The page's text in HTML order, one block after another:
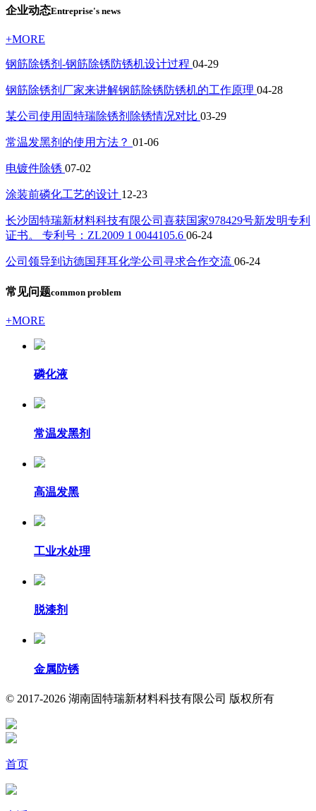
企业动态Entreprise's news
+MORE
钢筋除锈剂-钢筋除锈防锈机设计过程 04-29
钢筋除锈剂厂家来讲解钢筋除锈防锈机的工作原理 04-28
某公司使用固特瑞除锈剂除锈情况对比 03-29
常温发黑剂的使用方法？ 01-06
电镀件除锈 07-02
涂装前磷化工艺的设计 12-23
长沙固特瑞新材料科技有限公司喜获国家978429号新发明专利
证书。 专利号：ZL2009 1 0044105.6 06-24
公司领导到访德国拜耳化学公司寻求合作交流 06-24
常见问题common problem
+MORE
磷化液
常温发黑剂
高温发黑
工业水处理
脱漆剂
金属防锈
© 2017-2026 湖南固特瑞新材料科技有限公司 版权所有
首页